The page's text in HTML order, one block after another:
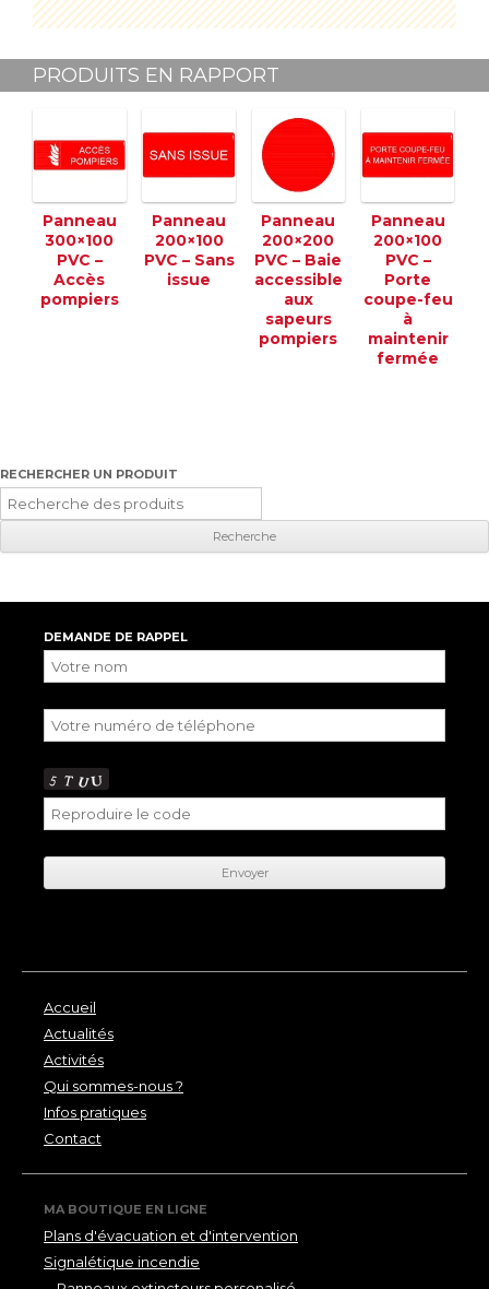
PRODUITS EN RAPPORT
Panneau
300×100
PVC –
Accès
pompiers
Panneau
200×100
PVC – Sans
issue
Panneau
200×200
PVC – Baie
accessible
aux
sapeurs
pompiers
Panneau
200×100
PVC –
Porte
coupe-feu
à
maintenir
fermée
RECHERCHER UN PRODUIT
Recherche
pour
:
DEMANDE DE RAPPEL
Accueil
Actualités
Activités
Qui sommes-nous ?
Infos pratiques
Contact
MA BOUTIQUE EN LIGNE
Plans d'évacuation et d'intervention
Signalétique incendie